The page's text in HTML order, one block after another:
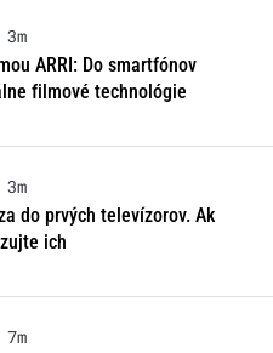
3m
ARRI: Do smartfónov
filmové technológie
3m
do prvých televízorov. Ak
ich
7m